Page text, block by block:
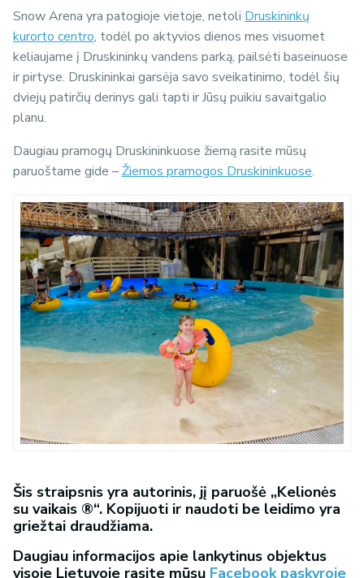
Snow Arena yra patogioje vietoje, netoli Druskininkų
kurorto centro, todėl po aktyvios dienos mes visuomet
keliaujame į Druskininkų vandens parką, pailsėti baseinuose
ir pirtyse. Druskininkai garsėja savo sveikatinimo, todėl šių
dviejų patirčių derinys gali tapti ir Jūsų puikiu savaitgalio
planu.
Daugiau pramogų Druskininkuose žiemą rasite mūsų
paruoštame gide –Žiemos pramogos Druskininkuose.
Šis straipsnis yra autorinis, jį paruošė „Kelionės
su vaikais ®“. Kopijuoti ir naudoti be leidimo yra
griežtai draudžiama.
Daugiau informacijos apie lankytinus objektus
visoje Lietuvoje rasite mūsų Facebook paskyroje